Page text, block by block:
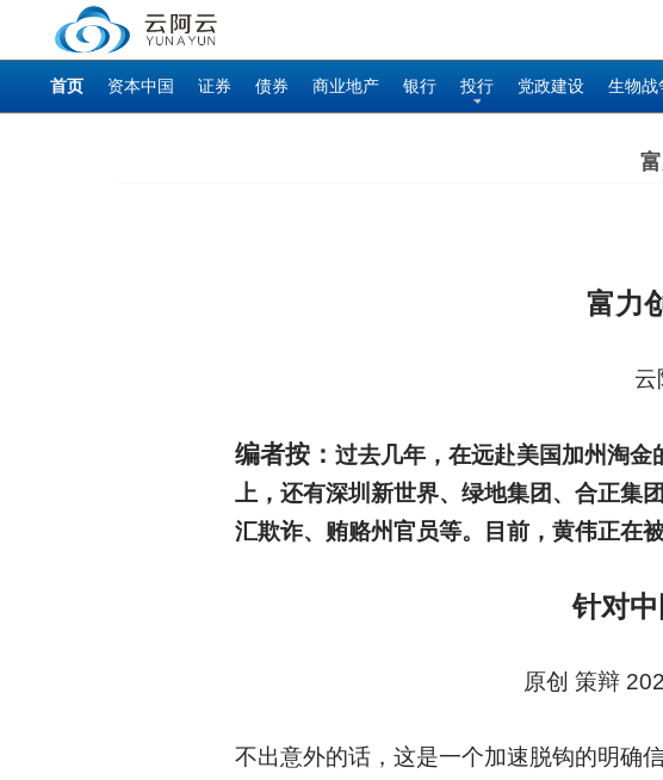
首页 资本中国 证券 债券 商业地产 银行 投行 党政建设 生物战
富力
云
编者按： 过去几年，在远赴美国加州淘
上，还有深圳新世界、绿地集团、合正集
汇欺诈、贿赂州官员等。目前，黄伟正在
针对
原创 策辩
不出意外的话，这是一个加速脱钩的明确